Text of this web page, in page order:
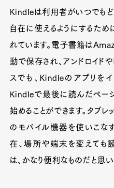
Kindleは利用者がいつでもど
自在に使えるようにするため
れています。電子書籍は
動で保存され、アンドロイド
スでも、Kindleのアプリをイ
Kindleで最後に読んだペー
始めることができます。タブレ
のモバイル機器を使いこな
在、場所や端末を変えても
は、かなり便利なものだと思い